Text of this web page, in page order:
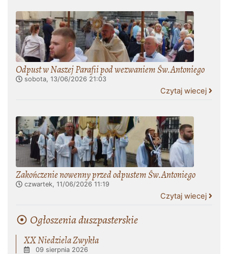
Odpust w Naszej Parafii pod wezwaniem Św.Antoniego
sobota, 13/06/2026 21:03
Czytaj wiecej
Zakończenie nowenny przed odpustem Św.Antoniego
czwartek, 11/06/2026 11:19
Czytaj wiecej
Ogłoszenia duszpasterskie
XX Niedziela Zwykła
09 sierpnia 2026